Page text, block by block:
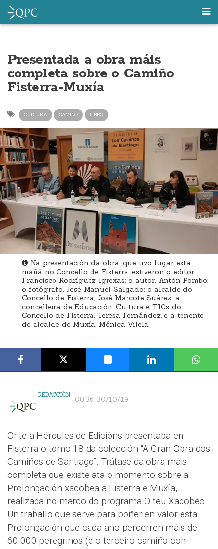
Presentada a obra máis
completa sobre o Camiño
Fisterra-Muxía
CULTURA CAMIÑO LIBRO
Na presentación da obra, que tivo lugar esta
mañá no Concello de Fisterra, estiveron o editor,
Francisco Rodríguez Igrexas; o autor, Antón Pombo;
o fotógrafo, José Manuel Salgado; o alcalde do
Concello de Fisterra, José Marcote Suárez; a
concelleira de Educación, Cultura e TICs do
Concello de Fisterra, Teresa Fernández, e a tenente
de alcalde de Muxía, Mónica Vilela.
REDACCIÓN 08:36 30/10/19
Onte a Hércules de Edicións presentaba en
Fisterra o tomo 18 da colección “A Gran Obra dos
Camiños de Santiago”. Trátase da obra máis
completa que existe ata o momento sobre a
Prolongación xacobea a Fisterra e Muxía,
realizada no marco do programa O teu Xacobeo.
Un traballo que serve para poñer en valor esta
Prolongación que cada ano percorren máis de
60.000 peregrinos (é o terceiro camiño con